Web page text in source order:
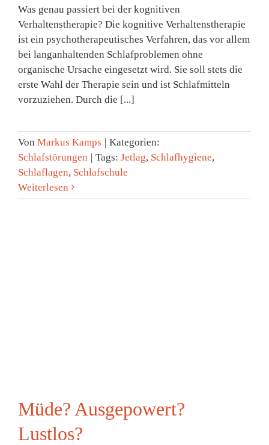
Was genau passiert bei der kognitiven
Verhaltenstherapie? Die kognitive Verhaltenstherapie
ist ein psychotherapeutisches Verfahren, das vor allem
bei langanhaltenden Schlafproblemen ohne
organische Ursache eingesetzt wird. Sie soll stets die
erste Wahl der Therapie sein und ist Schlafmitteln
vorzuziehen. Durch die [...]
Von Markus Kamps | Kategorien:
Schlafstörungen | Tags: Jetlag, Schlafhygiene,
Schlaflagen, Schlafschule
Weiterlesen
Müde? Ausgepowert?
Lustlos?